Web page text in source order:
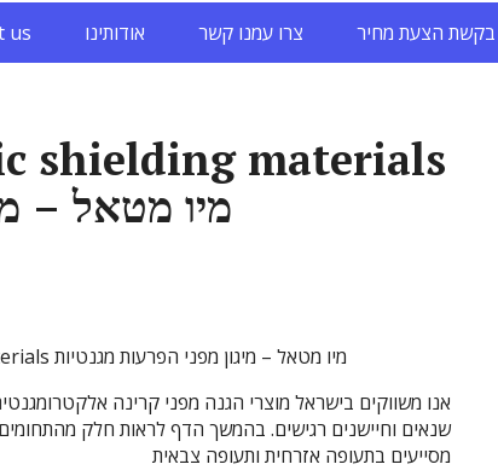
us אודותינו צרו עמנו קשר בקשת הצעת מחיר
shielding materials
מיו מטאל –
Mu-Metal – Magnetic shielding materials מיו מטאל – מיגון מפני הפרעות מגנטיות
אנו משווקים בישראל מוצרי הגנה מפני קרינה
שנאים וחיישנים רגישים. בהמשך הדף לראות חלק
מסייעים בתעופה אזרחית ותעופה צבאית